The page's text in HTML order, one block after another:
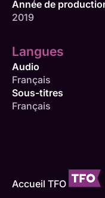
Année de
2019
Langues
Audio
Français
Sous-titres
Français
Accueil TFO